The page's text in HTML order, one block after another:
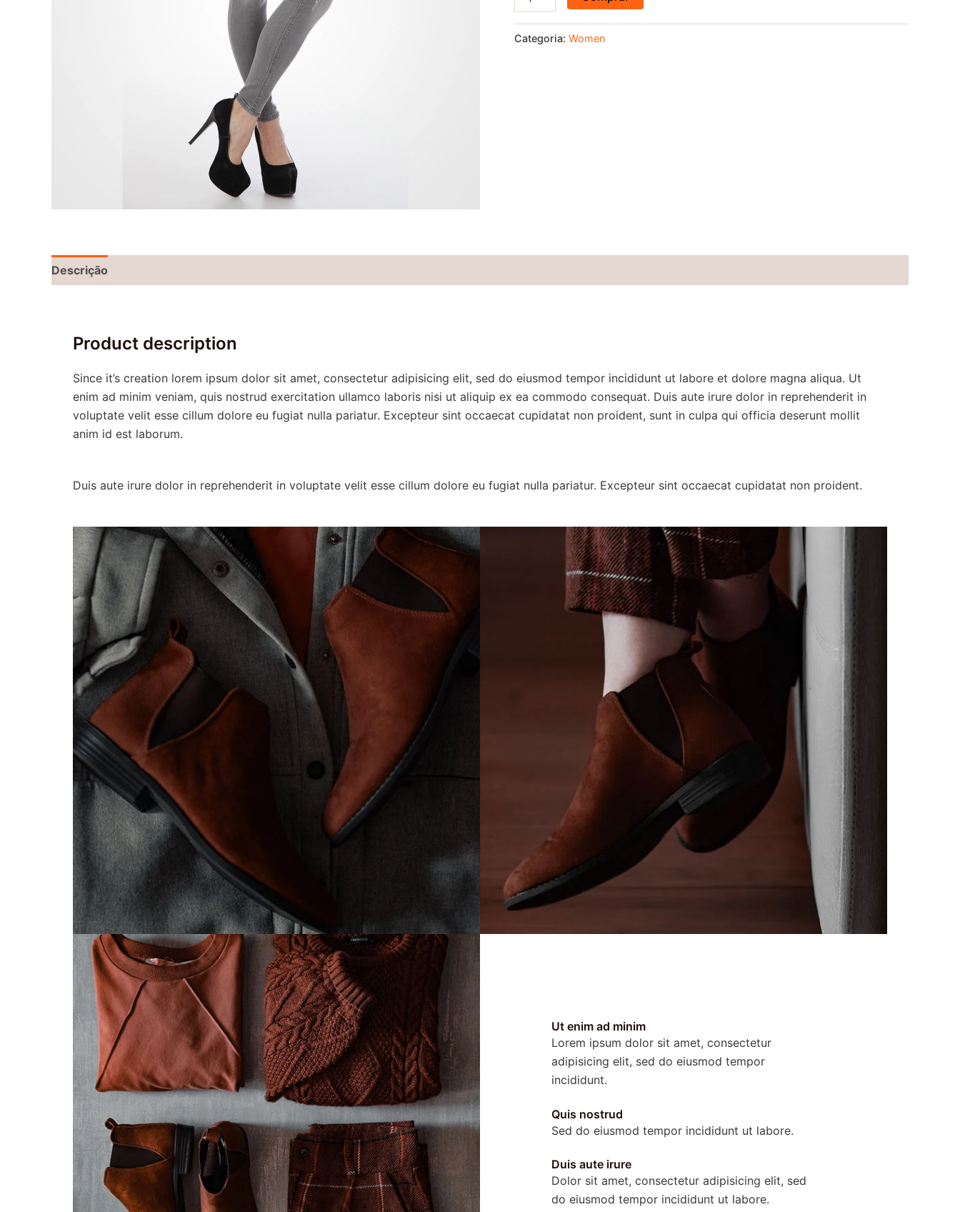
Categoria: Women
Descrição
Product description
Since it’s creation lorem ipsum dolor sit amet, consectetur adipisicing elit, sed do eiusmod tempor incididunt ut labore et dolore magna aliqua. Ut
enim ad minim veniam, quis nostrud exercitation ullamco laboris nisi ut aliquip ex ea commodo consequat. Duis aute irure dolor in reprehenderit in
voluptate velit esse cillum dolore eu fugiat nulla pariatur. Excepteur sint occaecat cupidatat non proident, sunt in culpa qui officia deserunt mollit
anim id est laborum.
Duis aute irure dolor in reprehenderit in voluptate velit esse cillum dolore eu fugiat nulla pariatur. Excepteur sint occaecat cupidatat non proident.
Ut enim ad minim
Lorem ipsum dolor sit amet, consectetur
adipisicing elit, sed do eiusmod tempor
incididunt.
Quis nostrud
Sed do eiusmod tempor incididunt ut labore.
Duis aute irure
Dolor sit amet, consectetur adipisicing elit, sed
do eiusmod tempor incididunt ut labore.